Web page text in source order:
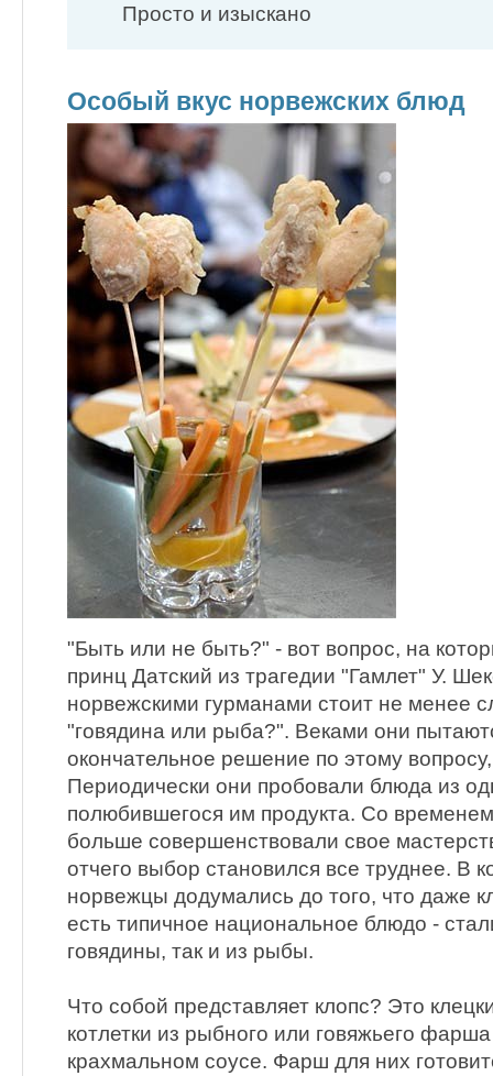
Просто и изыскано
Особый вкус норвежских блюд
"Быть или не быть?" - вот вопрос, на
принц Датский из трагедии "Гамлет" У.
норвежскими гурманами стоит не менее
"говядина или рыба?". Веками они
окончательное решение по этому
Периодически они пробовали блюда из
полюбившегося им продукта. Со
больше совершенствовали свое
отчего выбор становился все труднее. В
норвежцы додумались до того, что даже
есть типичное национальное блюдо -
говядины, так и из рыбы.
Что собой представляет клопс? Это
котлетки из рыбного или говяжьего
крахмальном соусе. Фарш для них